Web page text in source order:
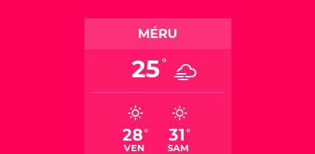
MÉRU
25°
28°
VEN
31°
SAM